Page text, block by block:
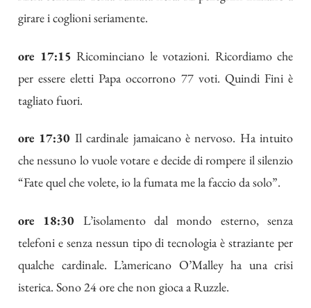
girare i coglioni seriamente.
ore 17:15 Ricominciano le votazioni. Ricordiamo che
per essere eletti Papa occorrono 77 voti. Quindi Fini è
tagliato fuori.
ore 17:30 Il cardinale jamaicano è nervoso. Ha intuito
che nessuno lo vuole votare e decide di rompere il silenzio
“Fate quel che volete, io la fumata me la faccio da solo”.
ore 18:30 L’isolamento dal mondo esterno, senza
telefoni e senza nessun tipo di tecnologia è straziante per
qualche cardinale. L’americano O’Malley ha una crisi
isterica. Sono 24 ore che non gioca a Ruzzle.